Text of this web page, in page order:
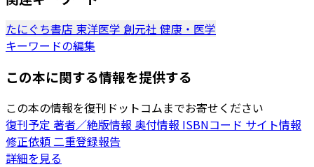
たにぐち書店 東洋医学 創元社 健康・医学
キーワードの編集
この本に関する情報を提供する
この本の情報を復刊ドットコムまでお寄せください
復刊予定 著者／絶版情報 奥付情報 ISBNコード サイト情報
修正依頼 二重登録報告
詳細を見る